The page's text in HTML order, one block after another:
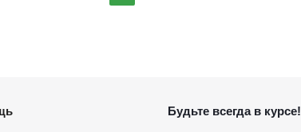
Будьте всегда в курсе!